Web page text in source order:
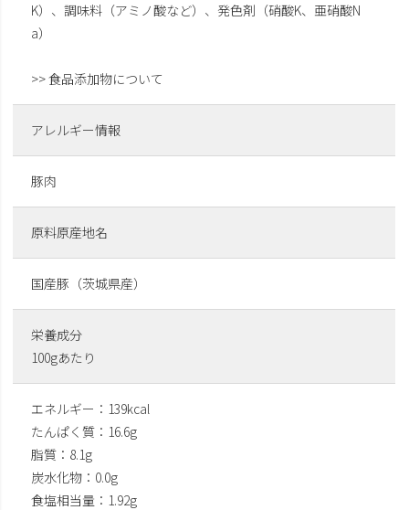
K）、調味料（アミノ酸など）、発色剤（硝酸K、亜硝酸N
a）
>> 食品添加物について
アレルギー情報
豚肉
原料原産地名
国産豚（茨城県産）
栄養成分
100gあたり
エネルギー：139kcal
たんぱく質：16.6g
脂質：8.1g
炭水化物：0.0g
食塩相当量：1.92g